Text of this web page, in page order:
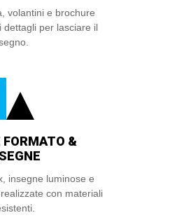
volantini e brochure
dettagli per lasciare il
FORMATO &
insegne luminose e
con materiali